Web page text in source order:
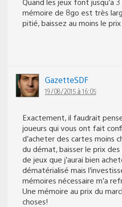
mémoire de 8go est très
pitié, baissez au moins le
GazetteSDF
19/08/2015 à 16:05
Exactement, il faudrait
joueurs qui vous ont fait
d’acheter des cartes moins
du démat, baisser le prix
de jeux que j’aurai bien
dématérialisé mais
mémoires nécessaire m’a
Une mémoire au prix du
choses!